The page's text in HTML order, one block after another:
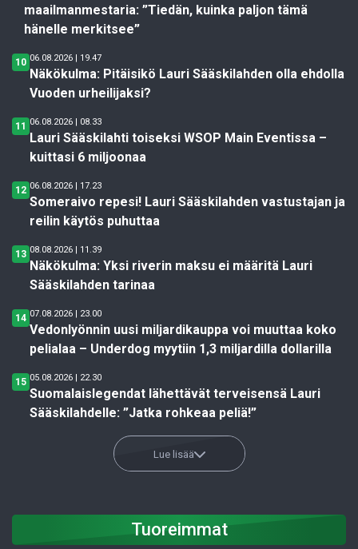
maailmanmestaria: ”Tiedän, kuinka paljon tämä
hänelle merkitsee”
10 06.08.2026 | 19.47
Näkökulma: Pitäisikö Lauri Sääskilahden olla ehdolla
Vuoden urheilijaksi?
11 06.08.2026 | 08.33
Lauri Sääskilahti toiseksi WSOP Main Eventissa –
kuittasi 6 miljoonaa
12 06.08.2026 | 17.23
Someraivo repesi! Lauri Sääskilahden vastustajan ja
reilin käytös puhuttaa
13 08.08.2026 | 11.39
Näkökulma: Yksi riverin maksu ei määritä Lauri
Sääskilahden tarinaa
14 07.08.2026 | 23.00
Vedonlyönnin uusi miljardikauppa voi muuttaa koko
pelialaa – Underdog myytiin 1,3 miljardilla dollarilla
15 05.08.2026 | 22.30
Suomalaislegendat lähettävät terveisensä Lauri
Sääskilahdelle: ”Jatka rohkeaa peliä!”
Lue lisää
Tuoreimmat